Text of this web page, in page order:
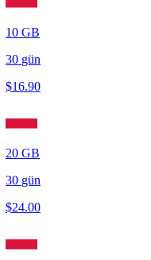
10 GB
30 gün
$16.90
20 GB
30 gün
$24.00